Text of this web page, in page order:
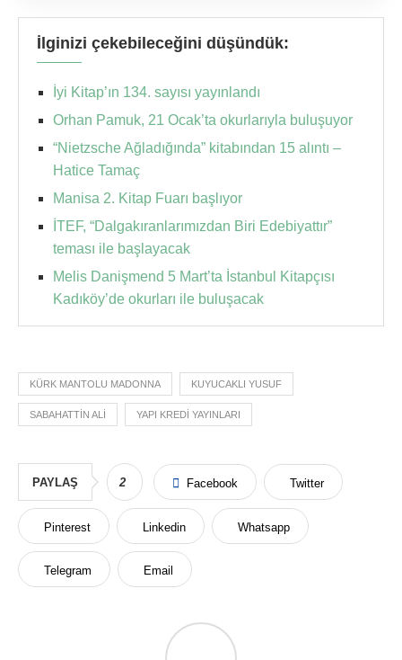
İlginizi çekebileceğini düşündük:
İyi Kitap’ın 134. sayısı yayınlandı
Orhan Pamuk, 21 Ocak’ta okurlarıyla buluşuyor
“Nietzsche Ağladığında” kitabından 15 alıntı –
Hatice Tamaç
Manisa 2. Kitap Fuarı başlıyor
İTEF, “Dalgakıranlarımızdan Biri Edebiyattır”
teması ile başlayacak
Melis Danişmend 5 Mart’ta İstanbul Kitapçısı
Kadıköy’de okurları ile buluşacak
KÜRK MANTOLU MADONNA KUYUCAKLI YUSUF
SABAHATTIN ALI YAPI KREDI YAYINLARI
PAYLAŞ 2 Facebook Twitter
Pinterest Linkedin Whatsapp
Telegram Email